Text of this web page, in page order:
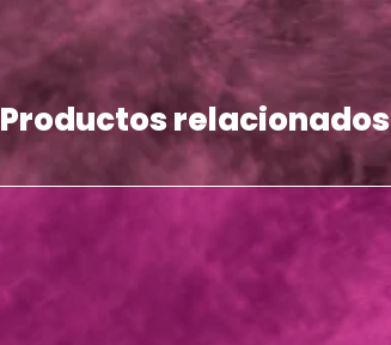
Productos relacionados